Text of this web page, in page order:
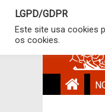
LGPD/GDPR
Este site usa cookies
os cookies.